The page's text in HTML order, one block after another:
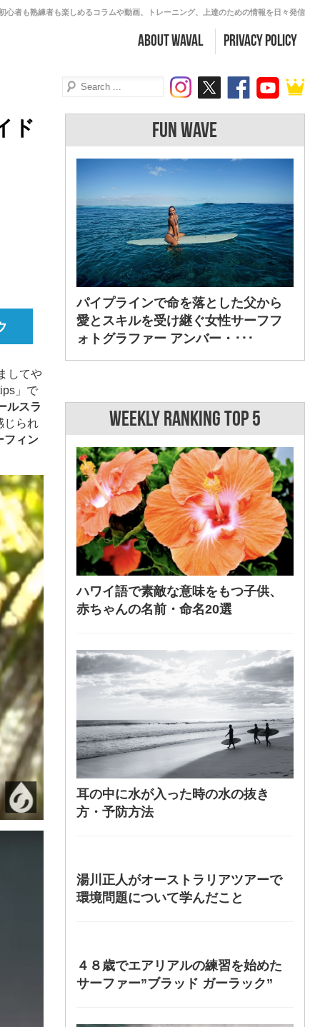
心者も熟練者も楽しめるコラムや動画、トレーニング、上達のための情報を日々発信
about WAVAL PRIVACY POLICY
ド
してや
」で
ルスラ
じられ
フィン
FUN WAVE
パイプラインで命を落とした父から
愛とスキルを受け継ぐ女性サーフフ
ォトグラファー アンバー・･･･
WEEKLY RANKING TOP 5
ハワイ語で素敵な意味をもつ子供、
赤ちゃんの名前・命名20選
耳の中に水が入った時の水の抜き
方・予防方法
湯川正人がオーストラリアツアーで
環境問題について学んだこと
４８歳でエアリアルの練習を始めた
サーファー”ブラッド ガーラック”